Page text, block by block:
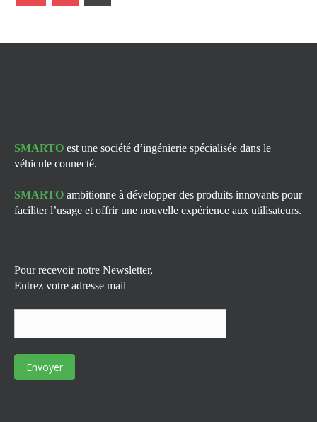
SMARTO est une société d’ingénierie spécialisée dans le
véhicule connecté.
SMARTO ambitionne à développer des produits innovants pour
faciliter l’usage et offrir une nouvelle expérience aux utilisateurs.
Pour recevoir notre Newsletter,
Entrez votre adresse mail